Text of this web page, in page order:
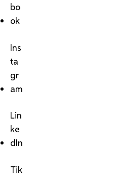
bo
ok
Ins
ta
gr
am
Lin
ke
dIn
Tik